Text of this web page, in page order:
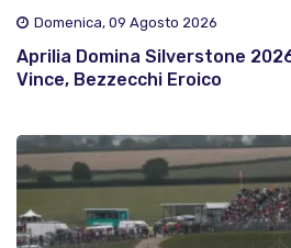
Domenica, 09 Agosto 2026
Aprilia Domina Silverstone
Vince, Bezzecchi Eroico